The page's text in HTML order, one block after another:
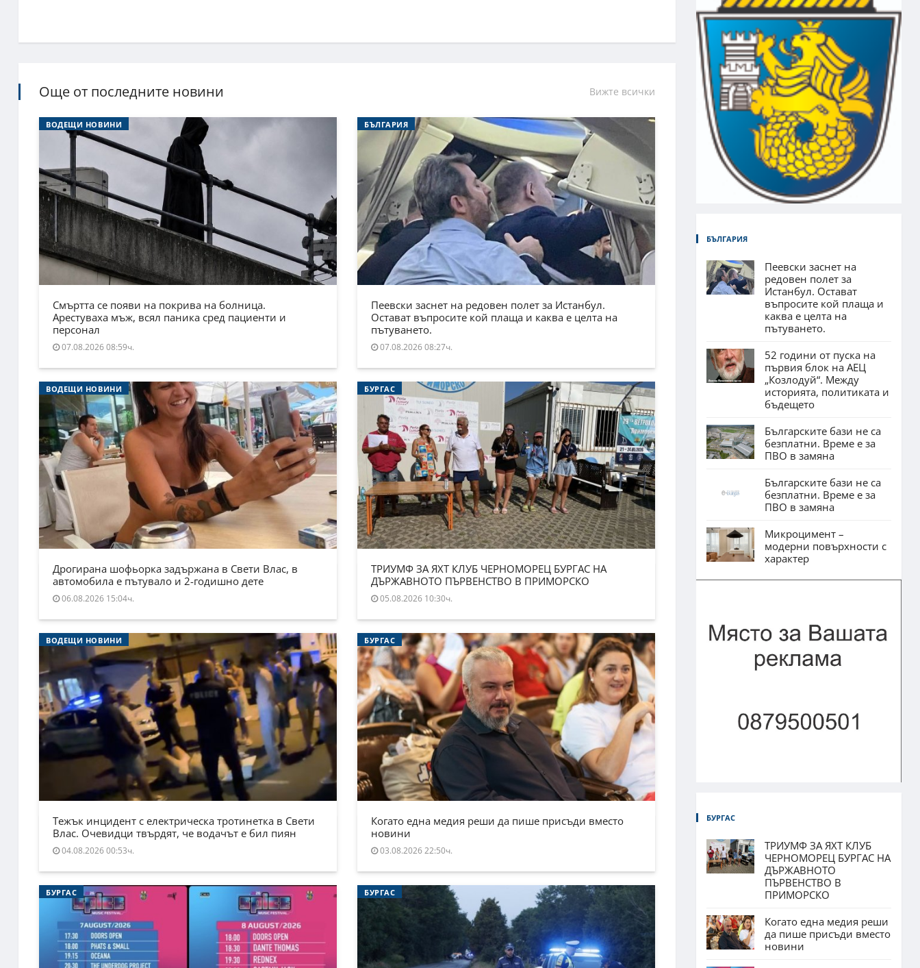
Още от последните новини Вижте всички
ВОДЕЩИ НОВИНИ
Смъртта се появи на покрива на болница.
Арестуваха мъж, всял паника сред пациенти и
персонал
07.08.2026 08:59ч.
БЪЛГАРИЯ
Пеевски заснет на редовен полет за Истанбул.
Остават въпросите кой плаща и каква е целта на
пътуването.
07.08.2026 08:27ч.
ВОДЕЩИ НОВИНИ
Дрогирана шофьорка задържана в Свети Влас, в
автомобила е пътувало и 2-годишно дете
06.08.2026 15:04ч.
БУРГАС
ТРИУМФ ЗА ЯХТ КЛУБ ЧЕРНОМОРЕЦ БУРГАС НА
ДЪРЖАВНОТО ПЪРВЕНСТВО В ПРИМОРСКО
05.08.2026 10:30ч.
ВОДЕЩИ НОВИНИ
Тежък инцидент с електрическа тротинетка в Свети
Влас. Очевидци твърдят, че водачът е бил пиян
04.08.2026 00:53ч.
БУРГАС
Когато една медия реши да пише присъди вместо
новини
03.08.2026 22:50ч.
БУРГАС БУРГАС
БЪЛГАРИЯ
Пеевски заснет на
редовен полет за
Истанбул. Остават
въпросите кой плаща и
каква е целта на
пътуването.
52 години от пуска на
първия блок на АЕЦ
„Козлодуй“. Между
историята, политиката и
бъдещето
Българските бази не са
безплатни. Време е за
ПВО в замяна
Българските бази не са
безплатни. Време е за
ПВО в замяна
Микроцимент –
модерни повърхности с
характер
БУРГАС
ТРИУМФ ЗА ЯХТ КЛУБ
ЧЕРНОМОРЕЦ БУРГАС НА
ДЪРЖАВНОТО
ПЪРВЕНСТВО В
ПРИМОРСКО
Когато една медия реши
да пише присъди вместо
новини